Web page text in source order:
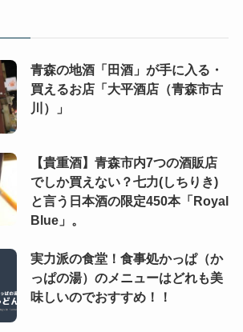
青森の地酒「田酒」が手に入る・
買えるお店「大平酒店（青森市古
川）」
【貴重酒】青森市内7つの酒販店
でしか買えない？七力(しちりき)
と言う日本酒の限定450本「Royal
Blue」。
実力派の食堂！食事処かっぱ（か
っぱの湯）のメニューはどれも美
味しいのでおすすめ！！